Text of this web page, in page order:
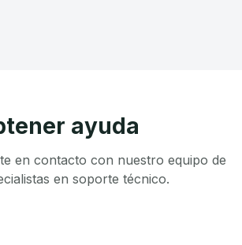
ayuda
en contacto con nuestro equipo de
en soporte técnico.